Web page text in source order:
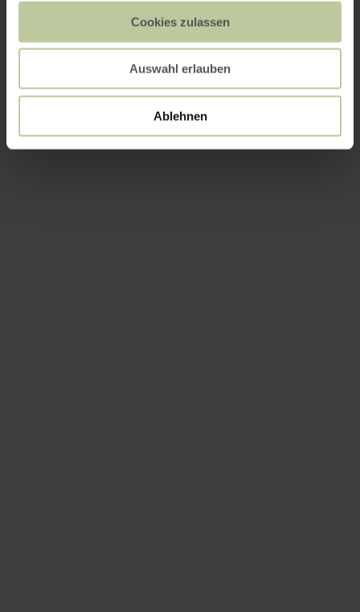
Cookies zulassen
Auswahl erlauben
Ablehnen